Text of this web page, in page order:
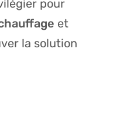
pour
et
la solution